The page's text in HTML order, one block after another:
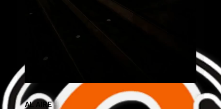
AL AIRE